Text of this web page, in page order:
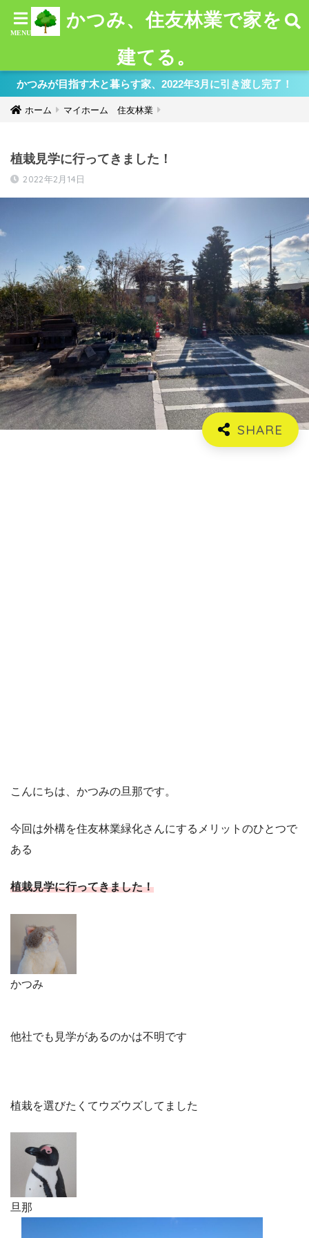
かつみ、住友林業で家を
建てる。
かつみが目指す木と暮らす家、2022年3月に引き渡し完了！
ホーム マイホーム 住友林業
植栽見学に行ってきました！
2022年2月14日
こんにちは、かつみの旦那です。
今回は外構を住友林業緑化さんにするメリットのひとつで
ある
植栽見学に行ってきました！
かつみ
他社でも見学があるのかは不明です
植栽を選びたくてウズウズしてました
旦那